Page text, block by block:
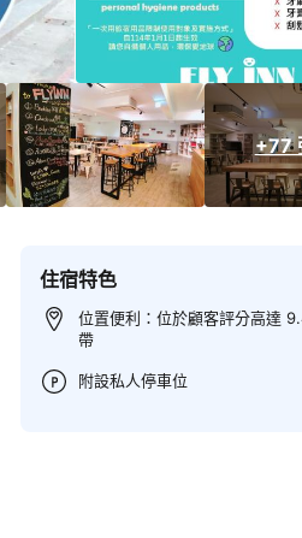
+77
住宿特色
位置便利：位於顧客評分高達
帶
附設私人停車位